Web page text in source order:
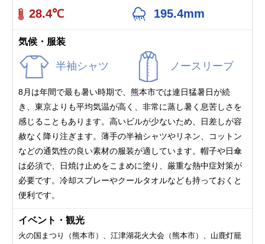
28.4℃ 195.4mm
気候・服装
半袖シャツ ノースリーブ
8月は年間で最も暑い時期で、熊本市では連日猛暑日が続
き、東京よりも平均気温が高く、非常に蒸し暑く息苦しさを
感じることもあります。高いビルが少ないため、日差しが容
赦なく降り注ぎます。薄手の半袖シャツやリネン、コットン
などの通気性の良い素材の服装が適しています。帽子や日傘
は必須で、日焼け止めをこまめに塗り、厳重な熱中症対策が
必要です。冷却スプレーやクールタオルなども持っておくと
便利です。
イベント・観光
火の国まつり（熊本市）、江津湖花火大会（熊本市）、山鹿灯籠